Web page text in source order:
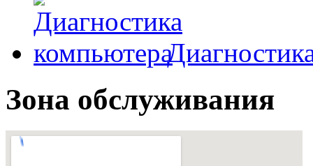
Зона обслуживания